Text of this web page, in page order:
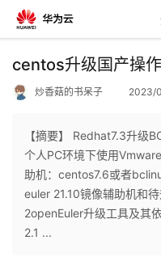
返
个
人
我
centos升级国产操
炒香菇的书呆子 2023/
【摘要】 Redhat7.3升级
个人PC环境下使用
助机：centos7.6或者
euler 21.10镜像辅助机和
2openEuler升级工具及其
2.1 ...